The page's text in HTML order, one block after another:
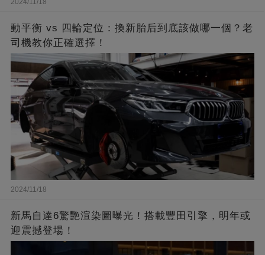
動平衡 vs 四輪定位：換新胎后到底該做哪一個？老
司機教你正確選擇！
2024/11/18
新馬自達6驚艷渲染圖曝光！搭載豐田引擎，明年或
迎震撼登場！